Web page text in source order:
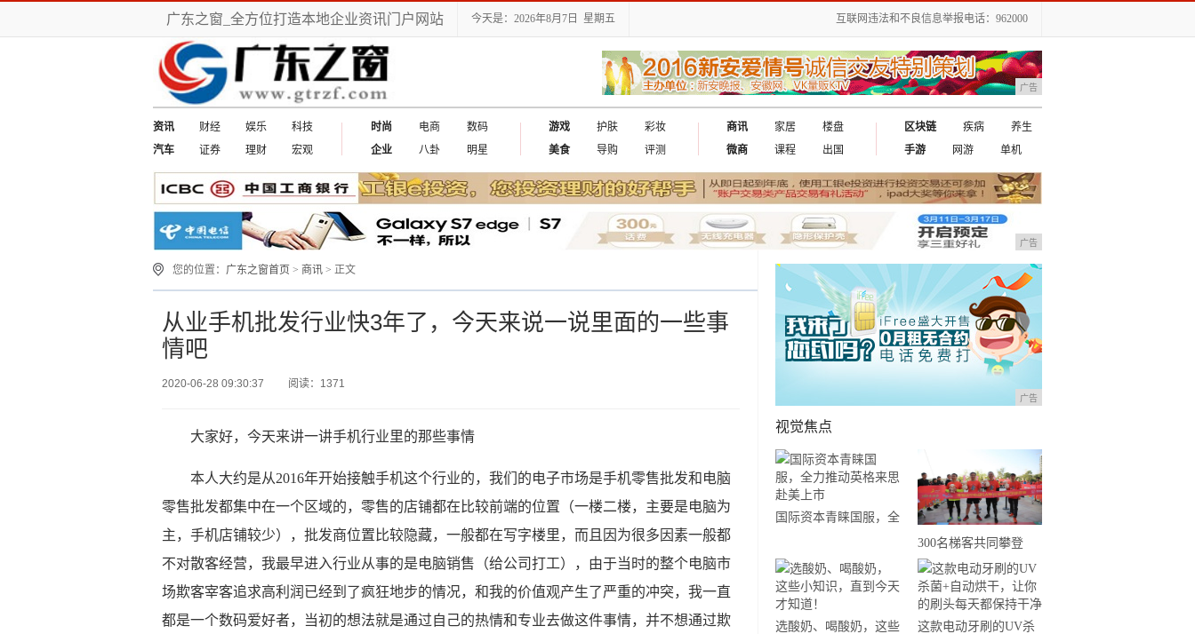
广东之窗_全方位打造本地企业资讯门户网站 今天是：2026年8月7日 星期五 互联网违法和不良信息举报电话：962000
广告
资讯 财经 娱乐
科技
汽车
证券 理财 宏观
时尚 电商
数码
企业
八卦 明星
游戏 护肤
彩妆
美食
导购 评测
商讯 家居
楼盘
微商
课程 出国
区块链 疾病
养生
手游
网游 单机
广告
您的位置： 广东之窗首页 > 商讯 > 正文
从业手机批发行业快3年了，今天来说一说里面的一些事
情吧
2020-06-28 09:30:37 阅读：1371
大家好，今天来讲一讲手机行业里的那些事情
本人大约是从2016年开始接触手机这个行业的，我们的电子市场是手机零售批发和电脑
零售批发都集中在一个区域的，零售的店铺都在比较前端的位置（一楼二楼，主要是电脑为
主，手机店铺较少），批发商位置比较隐藏，一般都在写字楼里，而且因为很多因素一般都
不对散客经营，我最早进入行业从事的是电脑销售（给公司打工），由于当时的整个电脑市
场欺客宰客追求高利润已经到了疯狂地步的情况，和我的价值观产生了严重的冲突，我一直
都是一个数码爱好者，当初的想法就是通过自己的热情和专业去做这件事情，并不想通过欺
广告
视觉焦点
国际资本青睐国服，全
市
300名梯客共同攀登
2019国际垂直马拉松超
级精英赛顺德海骏达中
心站欢乐开跑
选酸奶、喝酸奶，这些
这款电动牙刷的UV杀